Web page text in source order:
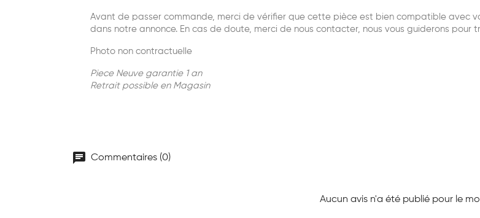
Avant de passer commande, merci de vérifier que cette pièce est bien compatible avec
dans notre annonce. En cas de doute, merci de nous contacter, nous vous guiderons pour
Photo non contractuelle
Piece Neuve garantie 1 an
Retrait possible en Magasin
chat Commentaires (0)
Aucun avis n'a été publié pour le